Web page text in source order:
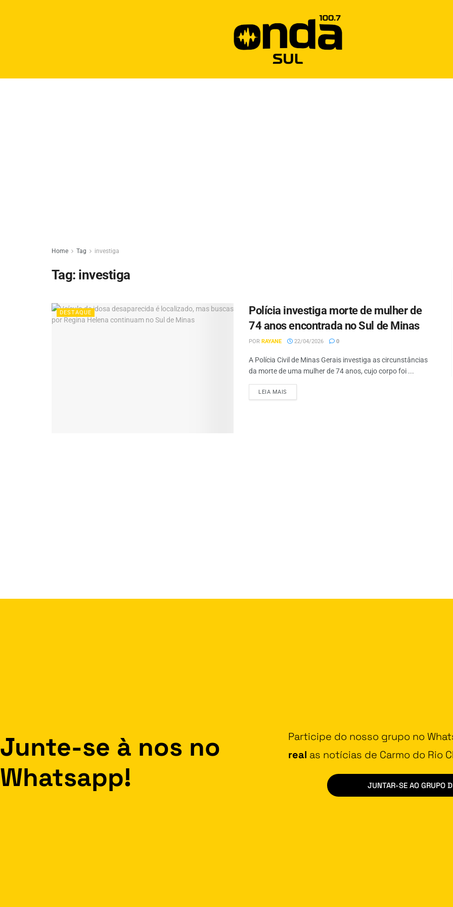
Home Tag investiga
Tag: investiga
DESTAQUE
Polícia investiga morte de mulher de
74 anos encontrada no Sul de Minas
POR RAYANE 22/04/2026 0
A Polícia Civil de Minas Gerais investiga as circunstâncias
da morte de uma mulher de 74 anos, cujo corpo foi ...
LEIA MAIS
Junte-se à nos no
Whatsapp!
Participe do nosso grupo no
real as notícias de Carmo do Rio
JUNTAR-SE AO GRUPO